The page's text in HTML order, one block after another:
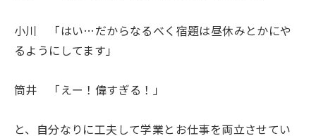
小川 「はい…だからなるべく宿題は昼休みとかにや
るようにしてます」
筒井 「えー！偉すぎる！」
と、自分なりに工夫して学業とお仕事を両立させてい